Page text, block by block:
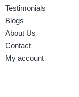
Testimonials
Blogs
About Us
Contact
My account